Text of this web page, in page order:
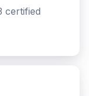
certified